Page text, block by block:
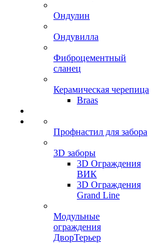
Ондулин
Ондувилла
Фиброцементный
сланец
Керамическая черепица
Braas
Профнастил для забора
3D заборы
3D Ограждения
ВИК
3D Ограждения
Grand Line
Модульные
ограждения
ДворТерьер